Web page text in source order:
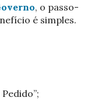
, o passo-
é simples.